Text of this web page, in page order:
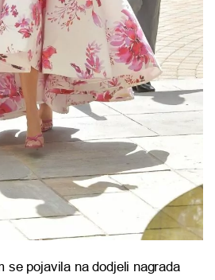
se pojavila na dodjeli nagrada